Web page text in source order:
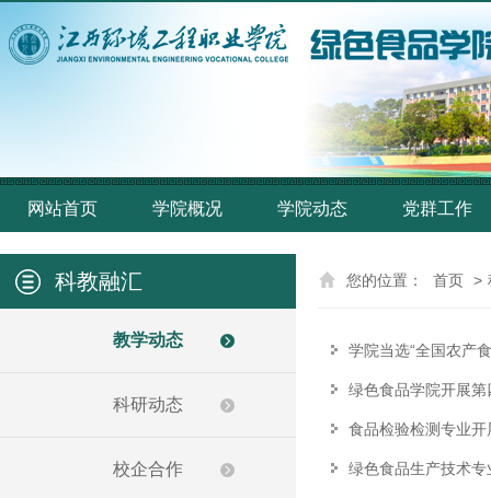
网站首页 学院概况 学院动态 党群工作
科教融汇
教学动态
科研动态
校企合作
您的位置： 首页 >
学院当选“全国农产
绿色食品学院开展第
食品检验检测专业开
绿色食品生产技术专